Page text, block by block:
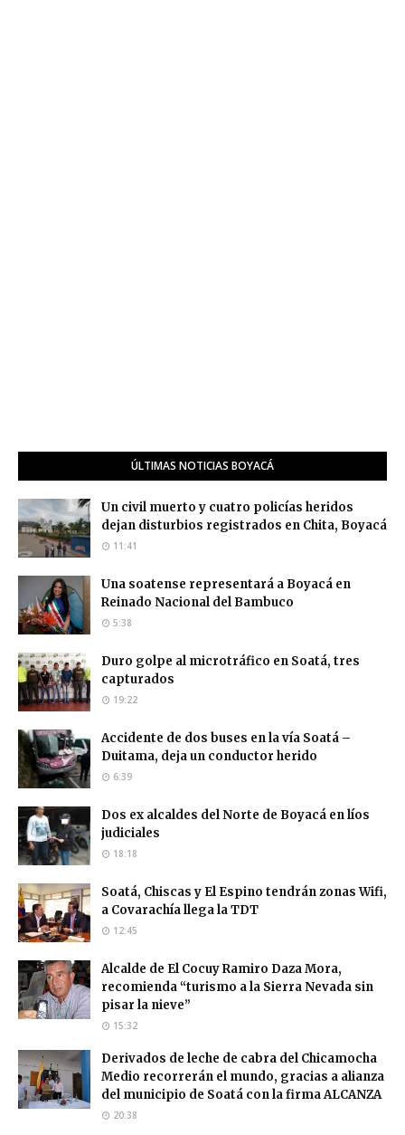
ÚLTIMAS NOTICIAS BOYACÁ
Un civil muerto y cuatro policías heridos
dejan disturbios registrados en Chita, Boyacá
11:41
Una soatense representará a Boyacá en
Reinado Nacional del Bambuco
5:38
Duro golpe al microtráfico en Soatá, tres
capturados
19:22
Accidente de dos buses en la vía Soatá –
Duitama, deja un conductor herido
6:39
Dos ex alcaldes del Norte de Boyacá en líos
judiciales
18:18
Soatá, Chiscas y El Espino tendrán zonas Wifi,
a Covarachía llega la TDT
12:45
Alcalde de El Cocuy Ramiro Daza Mora,
recomienda “turismo a la Sierra Nevada sin
pisar la nieve”
15:32
Derivados de leche de cabra del Chicamocha
Medio recorrerán el mundo, gracias a alianza
del municipio de Soatá con la firma ALCANZA
20:38